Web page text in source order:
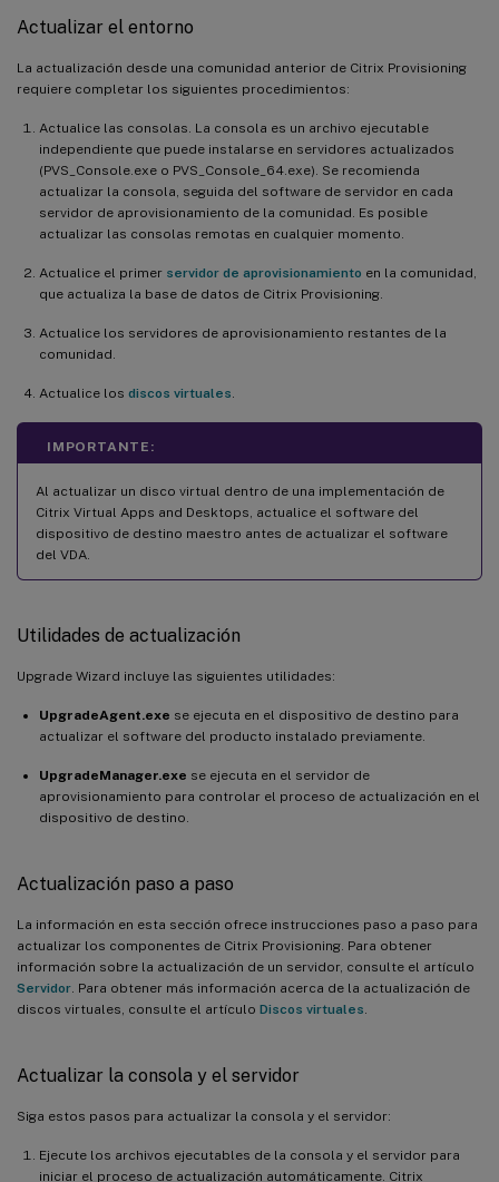
Actualizar el entorno
La actualización desde una comunidad anterior de Citrix Provisioning
requiere completar los siguientes procedimientos:
Actualice las consolas. La consola es un archivo ejecutable
independiente que puede instalarse en servidores actualizados
(PVS_Console.exe o PVS_Console_64.exe). Se recomienda
actualizar la consola, seguida del software de servidor en cada
servidor de aprovisionamiento de la comunidad. Es posible
actualizar las consolas remotas en cualquier momento.
Actualice el primer servidor de aprovisionamiento en la comunidad,
que actualiza la base de datos de Citrix Provisioning.
Actualice los servidores de aprovisionamiento restantes de la
comunidad.
Actualice los discos virtuales
IMPORTANTE:
Al actualizar un disco virtual dentro de una implementación de
Citrix Virtual Apps and Desktops, actualice el software del
dispositivo de destino maestro antes de actualizar el software
del VDA.
Utilidades de actualización
Upgrade Wizard incluye las siguientes utilidades:
UpgradeAgent.exe se ejecuta en el dispositivo de destino para
actualizar el software del producto instalado previamente.
UpgradeManager.exe se ejecuta en el servidor de
aprovisionamiento para controlar el proceso de actualización en el
dispositivo de destino.
Actualización paso a paso
La información en esta sección ofrece instrucciones paso a paso para
actualizar los componentes de Citrix Provisioning. Para obtener
información sobre la actualización de un servidor, consulte el artículo
Servidor . Para obtener más información acerca de la actualización de
discos virtuales, consulte el artículo Discos virtuales
Actualizar la consola y el servidor
Siga estos pasos para actualizar la consola y el servidor:
Ejecute los archivos ejecutables de la consola y el servidor para
iniciar el proceso de actualización automáticamente. Citrix